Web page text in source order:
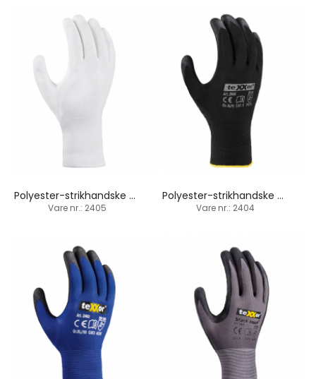
Polyester-strikhandske / PU-belægning
Vare nr.: 2405
Polyester-strikhandske / PU-belægning
Vare nr.: 2404